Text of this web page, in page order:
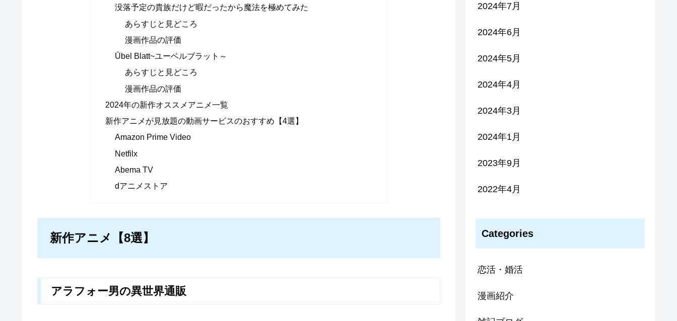
没落予定の貴族だけど暇だったから魔法を極めてみた
あらすじと見どころ
漫画作品の評価
Ūbel Blatt~ユーベルブラット～
あらすじと見どころ
漫画作品の評価
2024年の新作オススメアニメ一覧
新作アニメが見放題の動画サービスのおすすめ【4選】
Amazon Prime Video
Netfilx
Abema TV
dアニメストア
新作アニメ【8選】
アラフォー男の異世界通販
2024年7月
2024年6月
2024年5月
2024年4月
2024年3月
2024年1月
2023年9月
2022年4月
Categories
恋活・婚活
漫画紹介